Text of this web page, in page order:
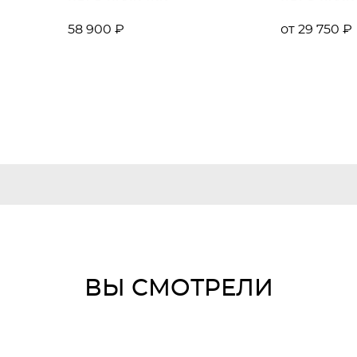
58 900 ₽ от 29 750 ₽
ВЫ СМОТРЕЛИ